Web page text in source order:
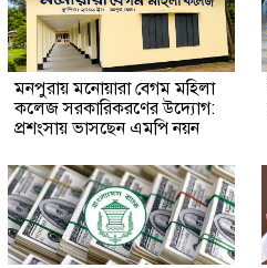
মনপুরায় মনোয়ারা বেগম মহিলা
কলেজ সরকারিকরণের উদ্যোগ:
প্রশংসায় ভাসছেন এমপি নয়ন